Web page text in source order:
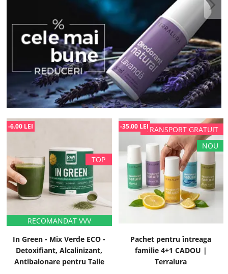
In Green - Mix Verde ECO -
Detoxifiant, Alcalinizant,
Antibalonare pentru Talie
-6.00 LEI
Pachet pentru întreaga
familie 4+1 CADOU |
Terralura
-35.00 LEI